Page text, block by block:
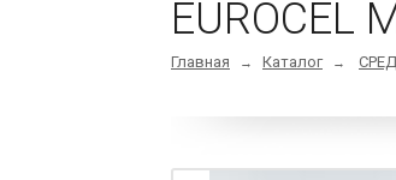
Главная → Каталог →